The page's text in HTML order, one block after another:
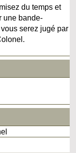
du temps et
une bande-
serez jugé par